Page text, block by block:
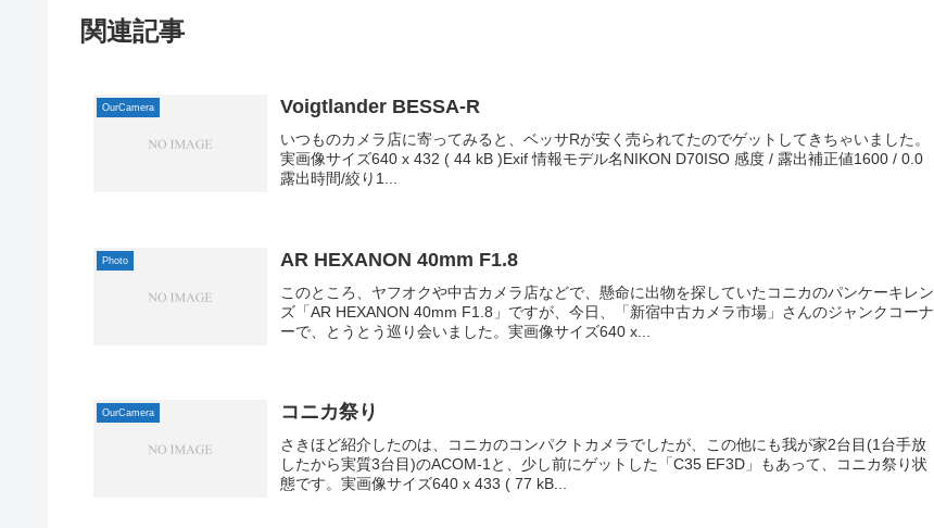
関連記事
OurCamera Voigtlander BESSA-R
いつものカメラ店に寄ってみると、ベッサRが安く売られてたのでゲットしてきちゃいました。
実画像サイズ640 x 432 ( 44 kB )Exif 情報モデル名NIKON D70ISO 感度 / 露出補正値1600 / 0.0
露出時間/絞り1...
Photo AR HEXANON 40mm F1.8
このところ、ヤフオクや中古カメラ店などで、懸命に出物を探していたコニカのパンケーキレン
ズ「AR HEXANON 40mm F1.8」ですが、今日、「新宿中古カメラ市場」さんのジャンクコーナ
ーで、とうとう巡り会いました。実画像サイズ640 x...
OurCamera コニカ祭り
さきほど紹介したのは、コニカのコンパクトカメラでしたが、この他にも我が家2台目(1台手放
したから実質3台目)のACOM-1と、少し前にゲットした「C35 EF3D」もあって、コニカ祭り状
態です。実画像サイズ640 x 433 ( 77 kB...